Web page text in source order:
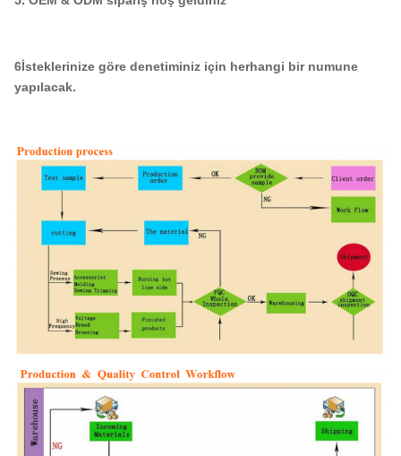
6İsteklerinize göre denetiminiz için herhangi bir numune
yapılacak.